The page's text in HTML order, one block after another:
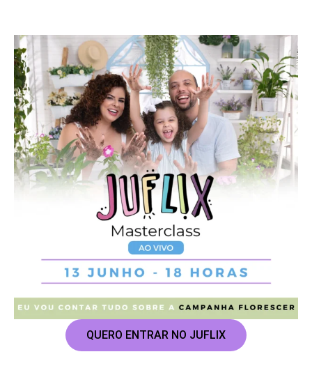
QUERO ENTRAR NO JUFLIX